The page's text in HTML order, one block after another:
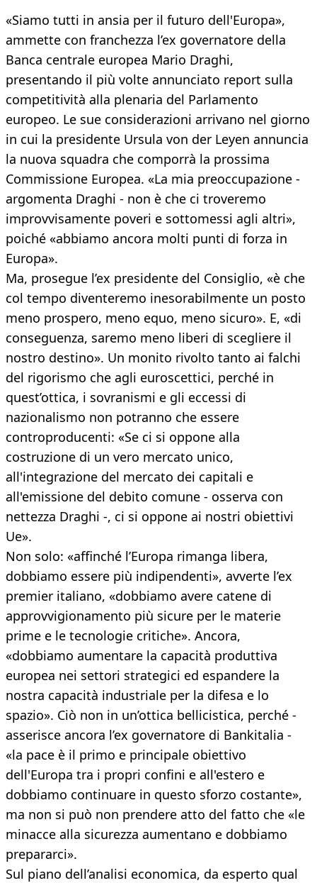
«Siamo tutti in ansia per il futuro dell'Europa»,
ammette con franchezza l’ex governatore della
Banca centrale europea Mario Draghi,
presentando il più volte annunciato report sulla
competitività alla plenaria del Parlamento
europeo. Le sue considerazioni arrivano nel giorno
in cui la presidente Ursula von der Leyen annuncia
la nuova squadra che comporrà la prossima
Commissione Europea. «La mia preoccupazione -
argomenta Draghi - non è che ci troveremo
improvvisamente poveri e sottomessi agli altri»,
poiché «abbiamo ancora molti punti di forza in
Europa».
Ma, prosegue l’ex presidente del Consiglio, «è che
col tempo diventeremo inesorabilmente un posto
meno prospero, meno equo, meno sicuro». E, «di
conseguenza, saremo meno liberi di scegliere il
nostro destino». Un monito rivolto tanto ai falchi
del rigorismo che agli euroscettici, perché in
quest’ottica, i sovranismi e gli eccessi di
nazionalismo non potranno che essere
controproducenti: «Se ci si oppone alla
costruzione di un vero mercato unico,
all'integrazione del mercato dei capitali e
all'emissione del debito comune - osserva con
nettezza Draghi -, ci si oppone ai nostri obiettivi
Ue».
Non solo: «affinché l’Europa rimanga libera,
dobbiamo essere più indipendenti», avverte l’ex
premier italiano, «dobbiamo avere catene di
approvvigionamento più sicure per le materie
prime e le tecnologie critiche». Ancora,
«dobbiamo aumentare la capacità produttiva
europea nei settori strategici ed espandere la
nostra capacità industriale per la difesa e lo
spazio». Ciò non in un’ottica bellicistica, perché -
asserisce ancora l’ex governatore di Bankitalia -
«la pace è il primo e principale obiettivo
dell'Europa tra i propri confini e all'estero e
dobbiamo continuare in questo sforzo costante»,
ma non si può non prendere atto del fatto che «le
minacce alla sicurezza aumentano e dobbiamo
prepararci».
Sul piano dell’analisi economica, da esperto qual